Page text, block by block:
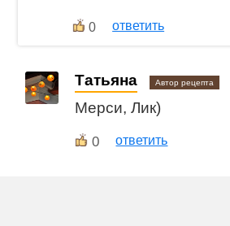
0 ответить
Татьяна Автор рецепта
Мерси, Лик)
0 ответить